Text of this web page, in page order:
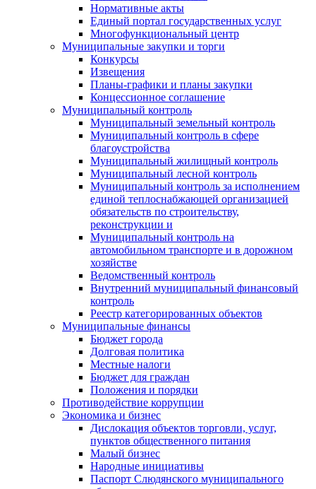
Нормативные акты
Единый портал государственных услуг
Многофункциональный центр
Муниципальные закупки и торги
Конкурсы
Извещения
Планы-графики и планы закупки
Концессионное соглашение
Муниципальный контроль
Муниципальный земельный контроль
Муниципальный контроль в сфере
благоустройства
Муниципальный жилищный контроль
Муниципальный лесной контроль
Муниципальный контроль за исполнением
единой теплоснабжающей организацией
обязательств по строительству,
реконструкции и
Муниципальный контроль на
автомобильном транспорте и в дорожном
хозяйстве
Ведомственный контроль
Внутренний муниципальный финансовый
контроль
Реестр категорированных объектов
Муниципальные финансы
Бюджет города
Долговая политика
Местные налоги
Бюджет для граждан
Положения и порядки
Противодействие коррупции
Экономика и бизнес
Дислокация объектов торговли, услуг,
пунктов общественного питания
Малый бизнес
Народные инициативы
Паспорт Слюдянского муниципального